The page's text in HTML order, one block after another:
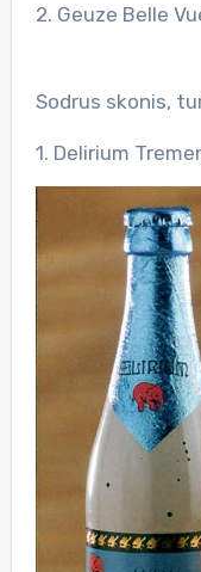
2. Geuze Belle
Sodrus skonis,
1. Delirium